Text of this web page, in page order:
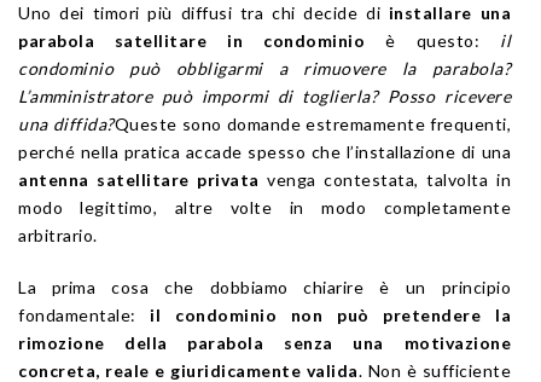
Uno dei timori più diffusi tra chi decide di installare una
parabola satellitare in condominio è questo: il
condominio può obbligarmi a rimuovere la parabola?
L’amministratore può impormi di toglierla? Posso ricevere
una diffida?Queste sono domande estremamente frequenti,
perché nella pratica accade spesso che l’installazione di una
antenna satellitare privata venga contestata, talvolta in
modo legittimo, altre volte in modo completamente
arbitrario.
La prima cosa che dobbiamo chiarire è un principio
fondamentale: il condominio non può pretendere la
rimozione della parabola senza una motivazione
concreta, reale e giuridicamente valida. Non è sufficiente